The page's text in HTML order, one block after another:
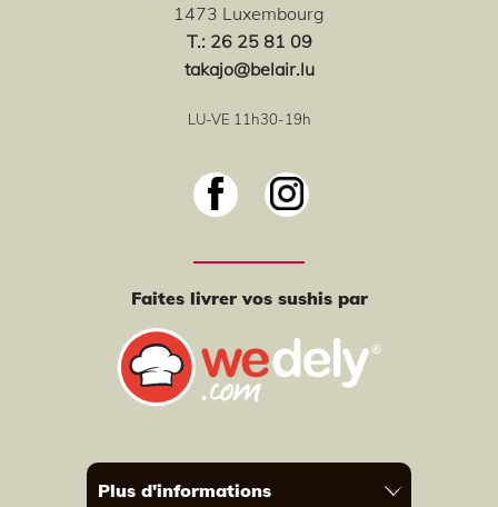
1473 Luxembourg
T.: 26 25 81 09
takajo@belair.lu
LU-VE 11h30-19h
Faites livrer vos sushis par